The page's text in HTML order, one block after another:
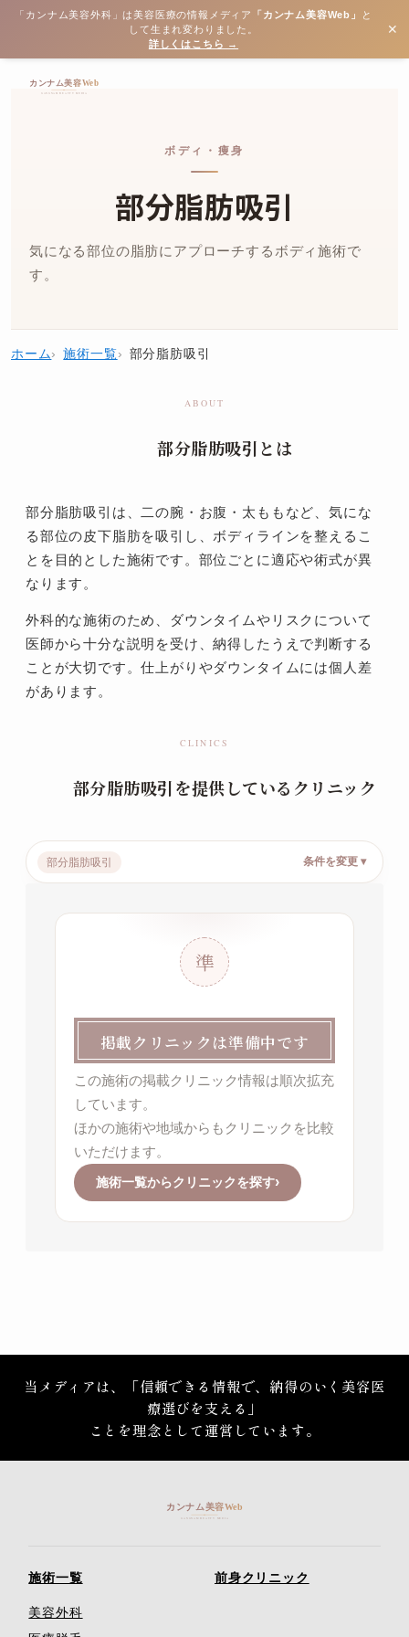
「カンナム美容外科」は美容医療の情報メディア 「カンナム美容Web」
と
して生まれ変わりました。
詳しくはこちら →
✕
ボディ・痩身
部分脂肪吸引
気になる部位の脂肪にアプローチするボディ施術で
す。
ホーム 施術一覧 部分脂肪吸引
ABOUT
部分脂肪吸引は、二の腕・お腹・太ももなど、気にな
る部位の皮下脂肪を吸引し、ボディラインを整えるこ
とを目的とした施術です。部位ごとに適応や術式が異
なります。
外科的な施術のため、ダウンタイムやリスクについて
医師から十分な説明を受け、納得したうえで判断する
ことが大切です。仕上がりやダウンタイムには個人差
があります。
CLINICS
部分脂肪吸引 条件を変更 ▾
準
掲載クリニックは準備中です
この施術の掲載クリニック情報は順次拡充
しています。
ほかの施術や地域からもクリニックを比較
いただけます。
施術一覧からクリニックを探す›
当メディアは、「信頼できる情報で、納得のいく美容医
療選びを支える」
ことを理念として運営しています。
施術一覧
美容外科
前身クリニック